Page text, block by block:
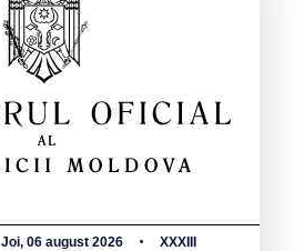
Joi, 06 august 2026 XXXIII